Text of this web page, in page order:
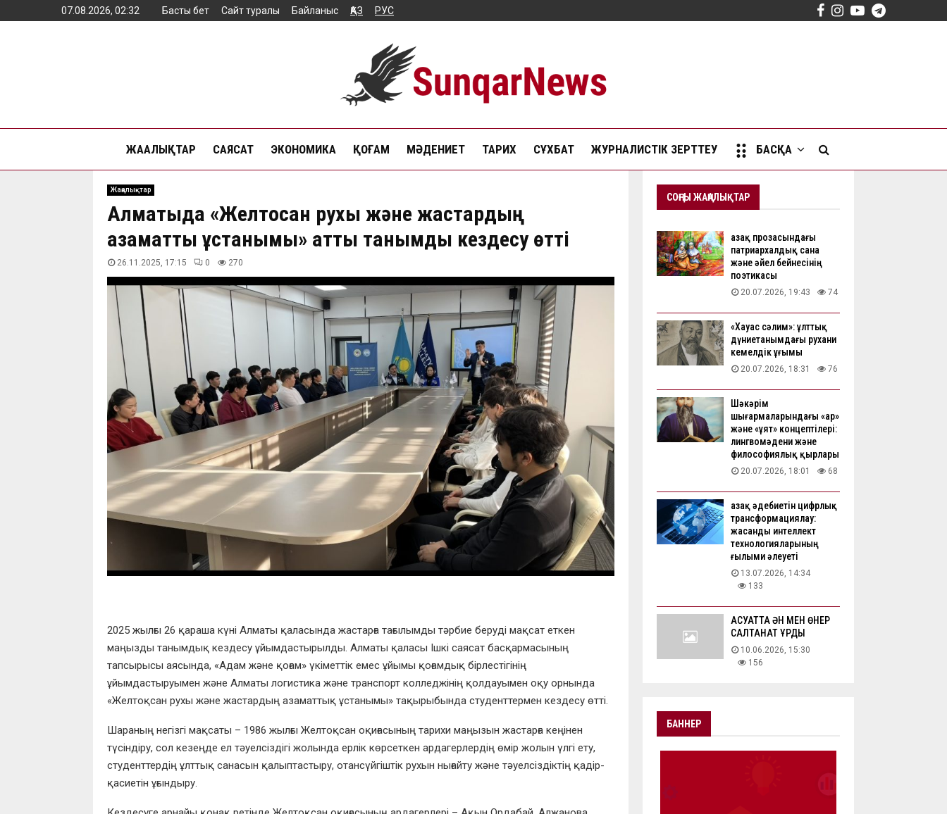
07.08.2026, 02:32 Басты бет Сайт туралы Байланыс ҚАЗ РУС Facebook
Instagram
YoutubeTelegram
ЖАҢАЛЫҚТАР САЯСАТ ЭКОНОМИКА ҚОҒАМ МӘДЕНИЕТ ТАРИХ СҰХБАТ ЖУРНАЛИСТІК ЗЕРТТЕУ БАСҚА
Жаңалықтар
Алматыда «Желтоқсан рухы және жастардың
азаматтық ұстанымы» атты танымдық кездесу өтті
26.11.2025, 17:15 0 270
2025 жылғы 26 қараша күні Алматы қаласында жастарға тағылымды тәрбие беруді мақсат еткен
маңызды танымдық кездесу ұйымдастырылды. Алматы қаласы Ішкі саясат басқармасының
тапсырысы аясында, «Адам және қоғам» үкіметтік емес ұйымы қоғамдық бірлестігінің
ұйымдастыруымен және Алматы логистика және транспорт колледжінің қолдауымен оқу орнында
«Желтоқсан рухы және жастардың азаматтық ұстанымы» тақырыбында студенттермен кездесу өтті.
Шараның негізгі мақсаты – 1986 жылғы Желтоқсан оқиғасының тарихи маңызын жастарға кеңінен
түсіндіру, сол кезеңде ел тәуелсіздігі жолында ерлік көрсеткен ардагерлердің өмір жолын үлгі ету,
студенттердің ұлттық санасын қалыптастыру, отансүйгіштік рухын нығайту және тәуелсіздіктің қадір-
қасиетін ұғындыру.
СОҢҒЫ ЖАҢАЛЫҚТАР
Қазақ прозасындағы
патриархалдық сана
және әйел бейнесінің
поэтикасы
20.07.2026, 19:43 74
«Хауас сәлим»: ұлттық
дүниетанымдағы рухани
кемелдік ұғымы
20.07.2026, 18:31 76
Шәкәрім
шығармаларындағы «ар»
және «ұят» концептілері:
лингвомәдени және
философиялық қырлары
20.07.2026, 18:01 68
Қазақ әдебиетін цифрлық
трансформациялау:
жасанды интеллект
технологияларының
ғылыми әлеуеті
13.07.2026, 14:34
133
АҚСУАТТА ӘН МЕН ӨНЕР
САЛТАНАТ ҚҰРДЫ
10.06.2026, 15:30
156
БАННЕР